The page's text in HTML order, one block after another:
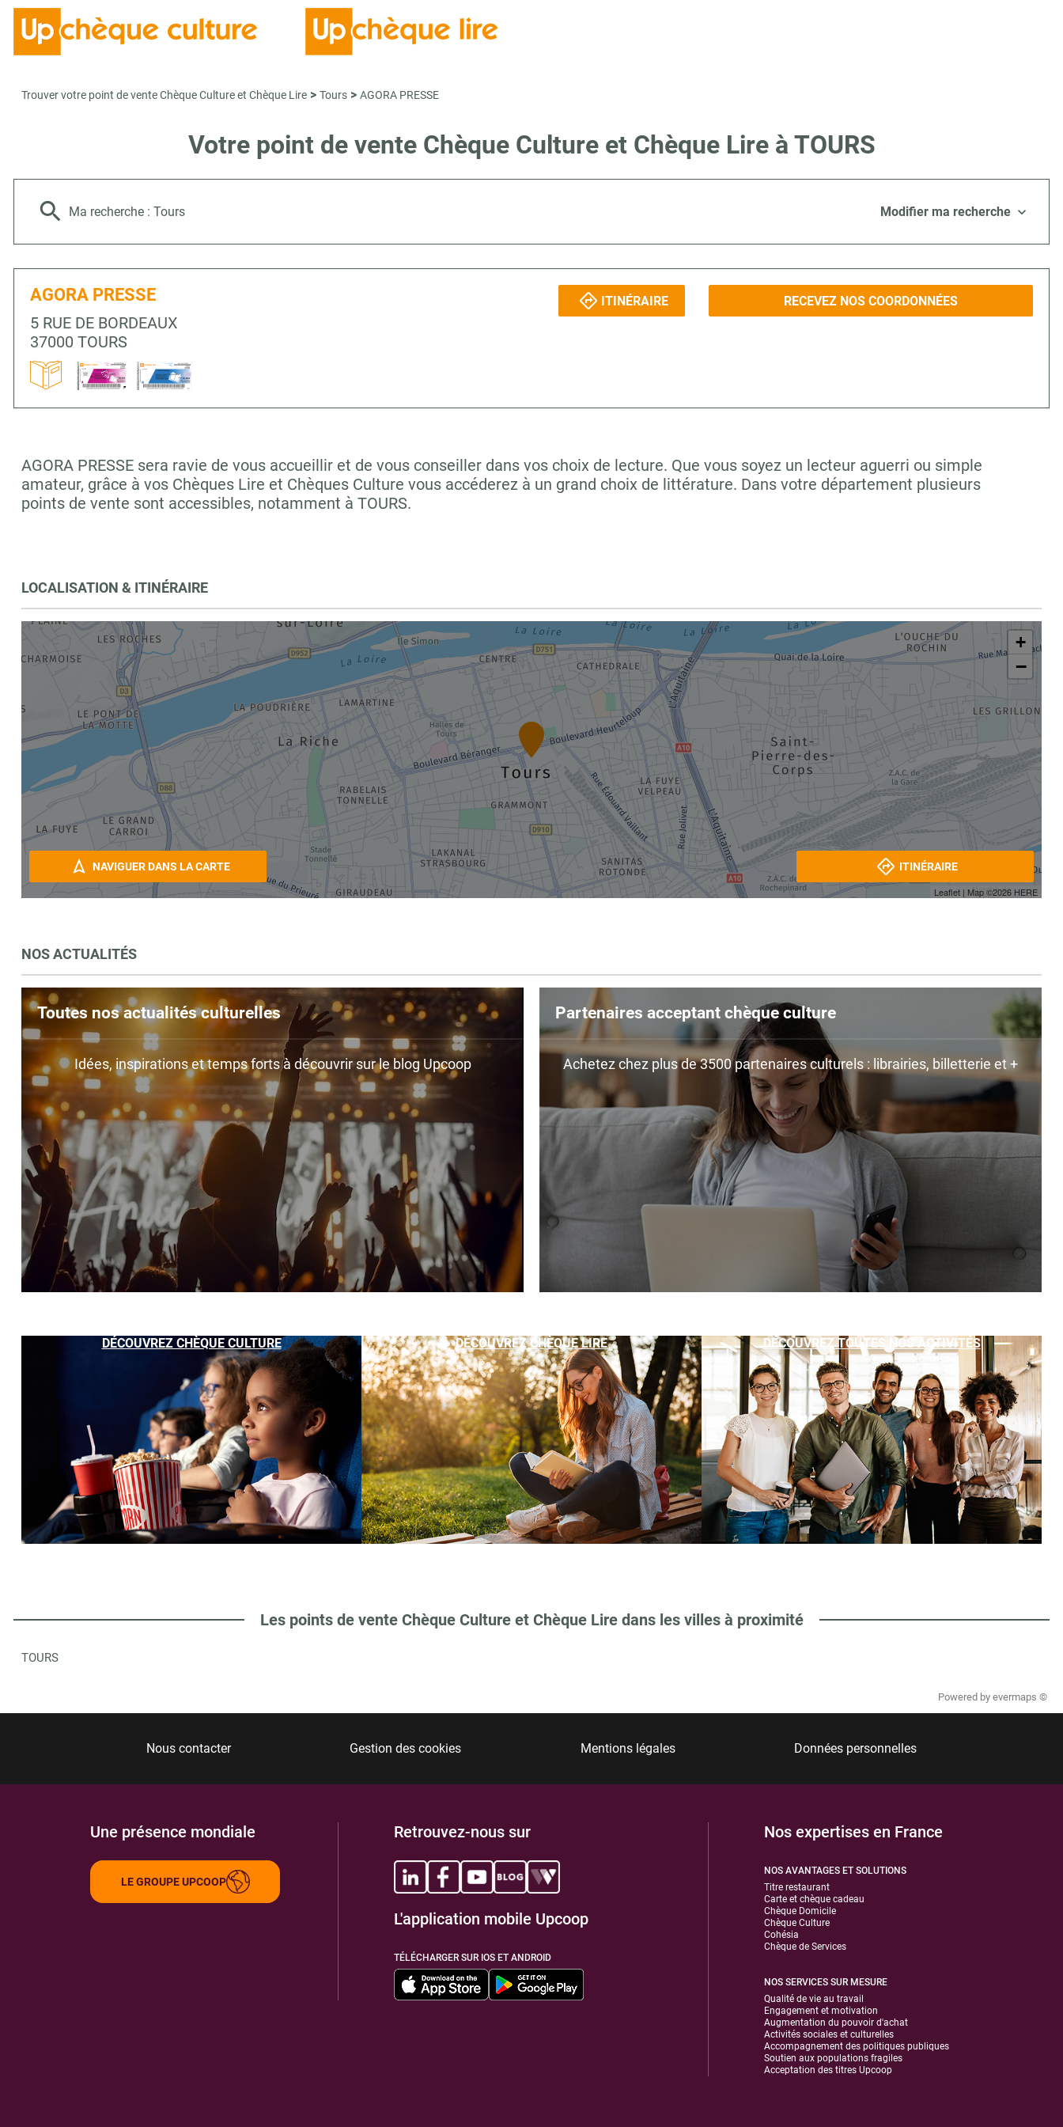
Trouver votre point de vente Chèque Culture et Chèque Lire > Tours > AGORA PRESSE
Votre point de vente Chèque Culture et Chèque Lire à TOURS
Ma recherche : Tours Modifier ma recherche
AGORA PRESSE
5 RUE DE BORDEAUX
37000 TOURS
ITINÉRAIRE RECEVEZ NOS COORDONNÉES
AGORA PRESSE sera ravie de vous accueillir et de vous conseiller dans vos choix de lecture. Que vous soyez un lecteur aguerri ou simple
amateur, grâce à vos Chèques Lire et Chèques Culture vous accéderez à un grand choix de littérature. Dans votre département plusieurs
points de vente sont accessibles, notamment à TOURS.
LOCALISATION & ITINÉRAIRE
+
−
Leaflet | Map ©2026 HERE
NAVIGUER DANS LA CARTE ITINÉRAIRE
NOS ACTUALITÉS
Toutes nos actualités culturelles
Idées, inspirations et temps forts à découvrir sur le blog Upcoop
Partenaires acceptant chèque culture
Achetez chez plus de 3500 partenaires culturels : librairies, billetterie et +
DÉCOUVREZ CHÈQUE CULTURE DÉCOUVREZ CHÈQUE LIRE DÉCOUVREZ TOUTES NOS ACTIVITÉS
Les points de vente Chèque Culture et Chèque Lire dans les villes à proximité
TOURS
Powered by evermaps ©
Nous contacter Gestion des cookies Mentions légales Données personnelles
Une présence mondiale
LE GROUPE UPCOOP
Retrouvez-nous sur
L'application mobile Upcoop
TÉLÉCHARGER SUR IOS ET ANDROID
Nos expertises en France
NOS AVANTAGES ET SOLUTIONS
Titre restaurant
Carte et chèque cadeau
Chèque Domicile
Chèque Culture
Cohésia
Chèque de Services
NOS SERVICES SUR MESURE
Qualité de vie au travail
Engagement et motivation
Augmentation du pouvoir d'achat
Activités sociales et culturelles
Accompagnement des politiques publiques
Soutien aux populations fragiles
Acceptation des titres Upcoop